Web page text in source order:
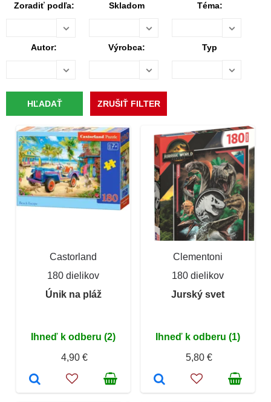
Zoradiť podľa: Skladom Téma:
Autor: Výrobca: Typ
Castorland
180 dielikov
Únik na pláž
Ihneď k odberu (2)
4,90 €
Clementoni
180 dielikov
Jurský svet
Ihneď k odberu (1)
5,80 €